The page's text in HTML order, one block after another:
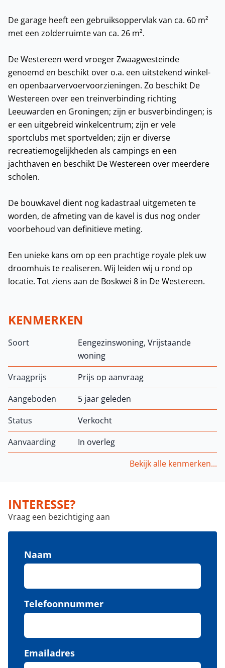
De garage heeft een gebruiksoppervlak van ca. 60 m²
met een zolderruimte van ca. 26 m².
De Westereen werd vroeger Zwaagwesteinde
genoemd en beschikt over o.a. een uitstekend winkel-
en openbaarvervoervoorzieningen. Zo beschikt De
Westereen over een treinverbinding richting
Leeuwarden en Groningen; zijn er busverbindingen; is
er een uitgebreid winkelcentrum; zijn er vele
sportclubs met sportvelden; zijn er diverse
recreatiemogelijkheden als campings en een
jachthaven en beschikt De Westereen over meerdere
scholen.
De bouwkavel dient nog kadastraal uitgemeten te
worden, de afmeting van de kavel is dus nog onder
voorbehoud van definitieve meting.
Een unieke kans om op een prachtige royale plek uw
droomhuis te realiseren. Wij leiden wij u rond op
locatie. Tot ziens aan de Boskwei 8 in De Westereen.
KENMERKEN
Soort
Eengezinswoning, Vrijstaande
woning
Vraagprijs
Prijs op aanvraag
Aangeboden
5 jaar geleden
Status
Verkocht
Aanvaarding
In overleg
Bekijk alle kenmerken...
INTERESSE?
Vraag een bezichtiging aan
Naam
Telefoonnummer
Emailadres